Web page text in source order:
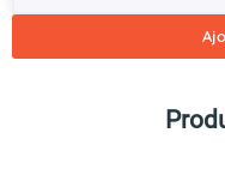
4,5m